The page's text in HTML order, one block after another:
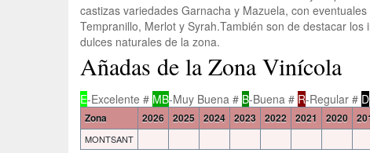
castizas variedades Garnacha y Mazuela, con
Tempranillo, Merlot y Syrah.También son de destacar
dulces naturales de la zona.
Añadas de la Zona Vinícola
E-Excelente # MB-Muy Buena # B-Buena # R-Regular # D
Zona 2026 2025 2024 2023 2022 2021 2020
MONTSANT